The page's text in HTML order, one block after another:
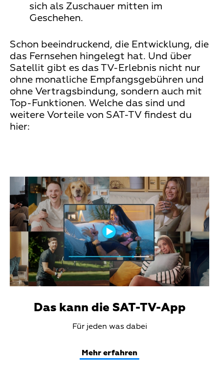
sich als Zuschauer mitten im
Geschehen.
Schon beeindruckend, die Entwicklung, die
das Fernsehen hingelegt hat. Und über
Satellit gibt es das TV-Erlebnis nicht nur
ohne monatliche Empfangsgebühren und
ohne Vertragsbindung, sondern auch mit
Top-Funktionen. Welche das sind und
weitere Vorteile von SAT-TV findest du
hier:
Media
Das kann die SAT-TV-App
Für jeden was dabei
Mehr erfahren